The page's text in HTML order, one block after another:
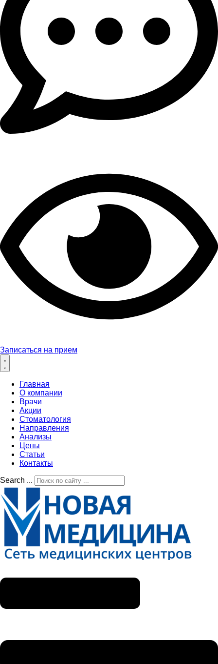
Записаться на прием
Главная
О компании
Врачи
Акции
Стоматология
Направления
Анализы
Цены
Статьи
Контакты
Search ...